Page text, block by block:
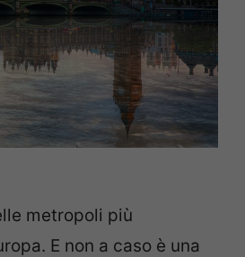
metropoli più
E non a caso è una